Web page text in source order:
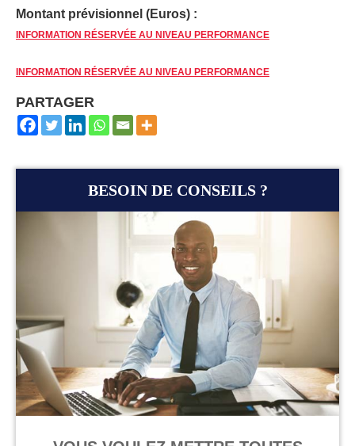
Montant prévisionnel (Euros) :
INFORMATION RÉSERVÉE AU NIVEAU PERFORMANCE
INFORMATION RÉSERVÉE AU NIVEAU PERFORMANCE
PARTAGER
BESOIN DE CONSEILS ?